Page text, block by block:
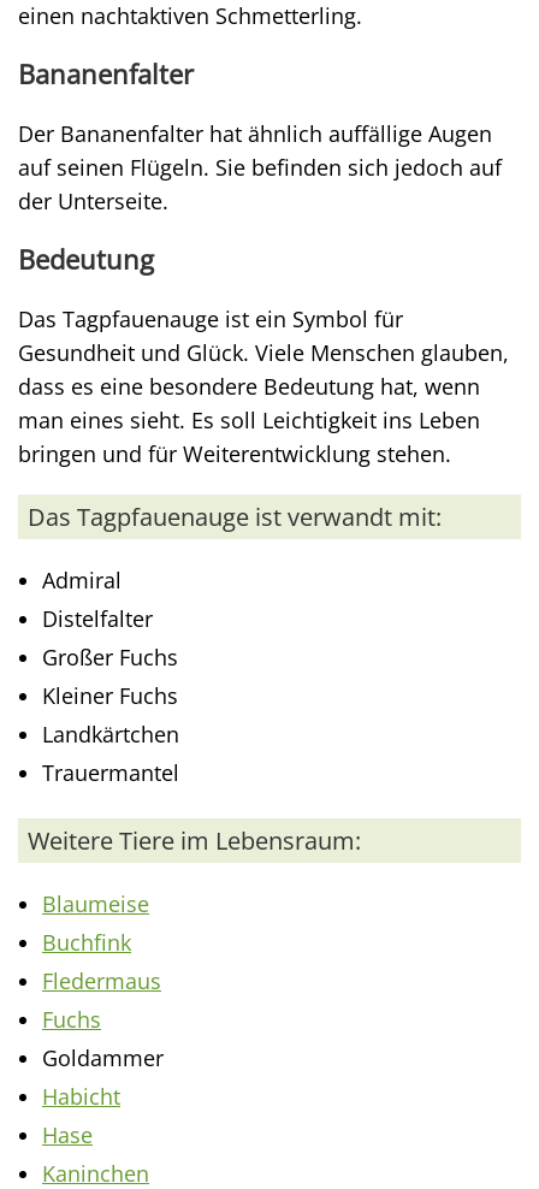
einen nachtaktiven Schmetterling.
Bananenfalter
Der Bananenfalter hat ähnlich auffällige Augen
auf seinen Flügeln. Sie befinden sich jedoch auf
der Unterseite.
Bedeutung
Das Tagpfauenauge ist ein Symbol für
Gesundheit und Glück. Viele Menschen glauben,
dass es eine besondere Bedeutung hat, wenn
man eines sieht. Es soll Leichtigkeit ins Leben
bringen und für Weiterentwicklung stehen.
Das Tagpfauenauge ist verwandt mit:
Admiral
Distelfalter
Großer Fuchs
Kleiner Fuchs
Landkärtchen
Trauermantel
Weitere Tiere im Lebensraum:
Blaumeise
Buchfink
Fledermaus
Fuchs
Goldammer
Habicht
Hase
Kaninchen